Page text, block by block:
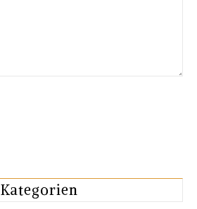
Kategorien